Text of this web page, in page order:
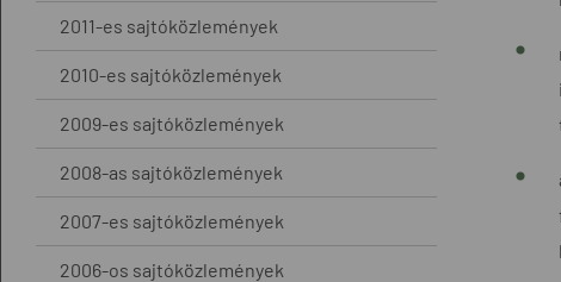
2011-es sajtóközlemények
2010-es sajtóközlemények
2009-es sajtóközlemények
2008-as sajtóközlemények
2007-es sajtóközlemények
2006-os sajtóközlemények